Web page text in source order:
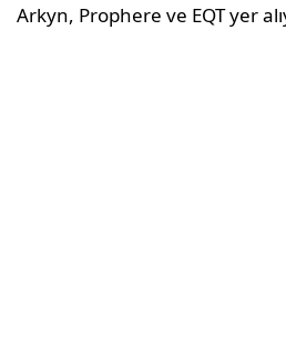
Arkyn, Prophere ve EQT yer